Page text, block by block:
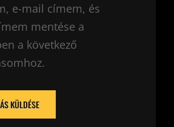
e-mail címem, és
mentése a
a következő